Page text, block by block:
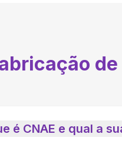
é CNAE e qual a